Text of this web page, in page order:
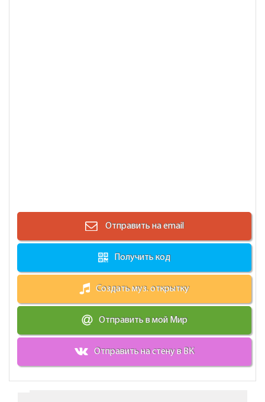
Отправить на email
Получить код
Создать муз. открытку
Отправить в мой Мир
Отправить на стену в ВК